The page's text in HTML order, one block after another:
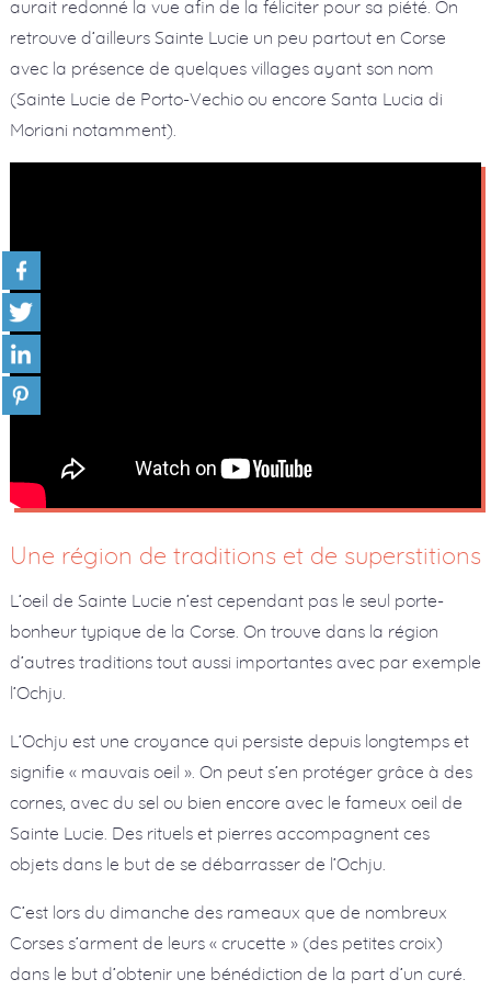
aurait redonné la vue afin de la féliciter pour sa piété. On
retrouve d’ailleurs Sainte Lucie un peu partout en Corse
avec la présence de quelques villages ayant son nom
(Sainte Lucie de Porto-Vechio ou encore Santa Lucia di
Moriani notamment).
Une région de traditions et de superstitions
L’oeil de Sainte Lucie n’est cependant pas le seul porte-
bonheur typique de la Corse. On trouve dans la région
d’autres traditions tout aussi importantes avec par exemple
l’Ochju.
L’Ochju est une croyance qui persiste depuis longtemps et
signifie « mauvais oeil ». On peut s’en protéger grâce à des
cornes, avec du sel ou bien encore avec le fameux oeil de
Sainte Lucie. Des rituels et pierres accompagnent ces
objets dans le but de se débarrasser de l’Ochju.
C’est lors du dimanche des rameaux que de nombreux
Corses s’arment de leurs « crucette » (des petites croix)
dans le but d’obtenir une bénédiction de la part d’un curé.